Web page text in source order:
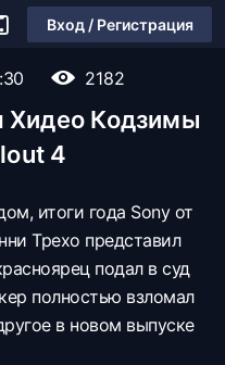
Вход / Регистрация
2182
Хидео Кодзимы
4
итоги года Sony от
Трехо представил
подал в суд
полностью взломал
в новом выпуске